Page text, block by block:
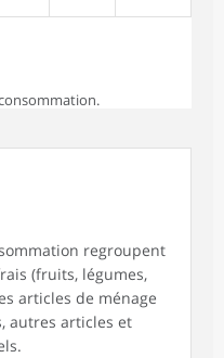
regroupent
(fruits, légumes,
articles de ménage
autres articles et